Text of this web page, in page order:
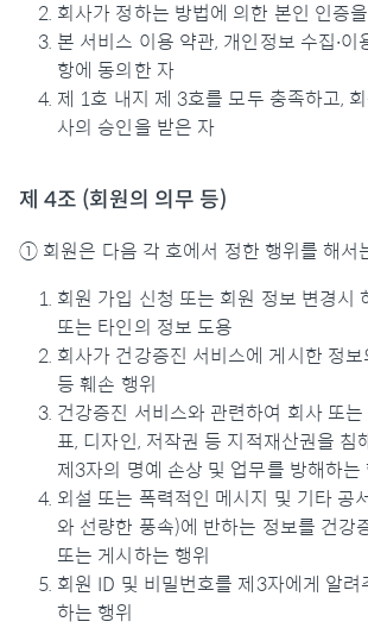
회사가 정하는 방법에 의한 본인 인증
본 서비스 이용 약관, 개인정보 수집∙
항에 동의한 자
제 1호 내지 제 3호를 모두 충족하고,
사의 승인을 받은 자
제 4조 (회원의 의무 등)
① 회원은 다음 각 호에서 정한 행위를 해서
회원 가입 신청 또는 회원 정보 변경시
또는 타인의 정보 도용
회사가 건강증진 서비스에 게시한 정보
등 훼손 행위
건강증진 서비스와 관련하여 회사 또
표, 디자인, 저작권 등 지적재산권을 침
제3자의 명예 손상 및 업무를 방해하는
외설 또는 폭력적인 메시지 및 기타 공
와 선량한 풍속)에 반하는 정보를 건강
또는 게시하는 행위
회원 ID 및 비밀번호를 제3자에게 알려
하는 행위